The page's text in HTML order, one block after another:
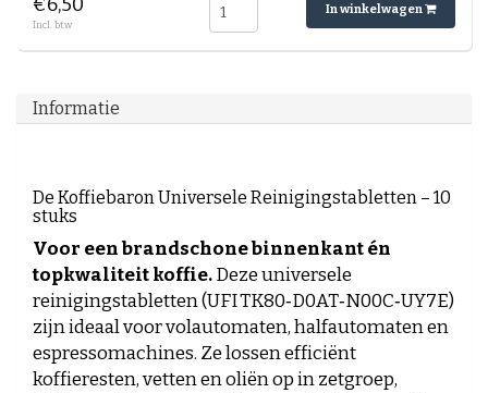
Incl. btw
In winkelwagen
Informatie
De Koffiebaron Universele Reinigingstabletten – 10
stuks
Voor een brandschone binnenkant én
topkwaliteit koffie.Deze universele
reinigingstabletten (UFI TK80‑D0AT‑N00C‑UY7E)
zijn ideaal voor volautomaten, halfautomaten en
espressomachines. Ze lossen efficiënt
koffieresten, vetten en oliën op in zetgroep,